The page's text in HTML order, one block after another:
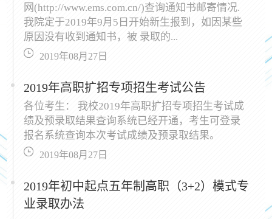
网(http://www.ems.com.cn/)查询通知书邮寄情况.
我院定于2019年9月5日开始新生报到，如因某些
原因没有收到通知书，被 录取的...
2019年08月27日
2019年高职扩招专项招生考试公告
各位考生： 我校2019年高职扩招专项招生考试成
绩及预录取结果查询系统已经开通，考生可登录
报名系统查询本次考试成绩及预录取结果。
2019年08月27日
2019年初中起点五年制高职（3+2）模式专
业录取办法